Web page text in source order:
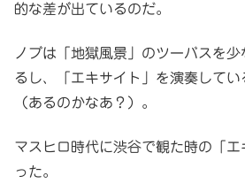
的な差が出ているのだ。
ノブは「地獄風景」のツーバスを
るし、「エキサイト」を演奏して
（あるのかなあ？）。
マスヒロ時代に渋谷で観た時の「
った。